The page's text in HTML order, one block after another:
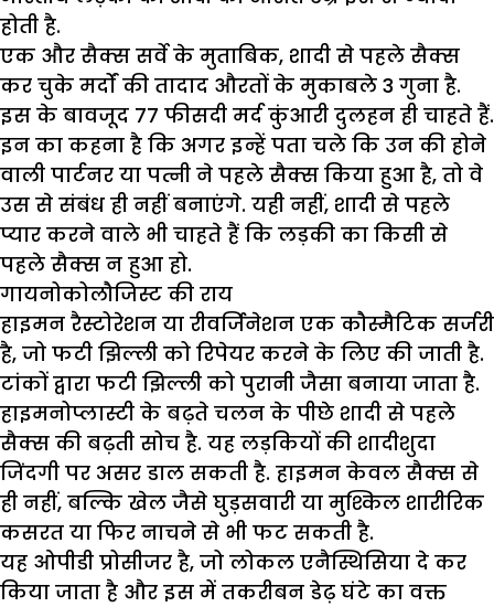
होती है.
एक और सैक्स सर्वे के मुताबिक, शादी से पहले सैक्स
कर चुके मर्दों की तादाद औरतों के मुकाबले 3 गुना है.
इस के बावजूद 77 फीसदी मर्द कुंआरी दुलहन ही चाहते हैं.
इन का कहना है कि अगर इन्हें पता चले कि उन की होने
वाली पार्टनर या पत्नी ने पहले सैक्स किया हुआ है, तो वे
उस से संबंध ही नहीं बनाएंगे. यही नहीं, शादी से पहले
प्यार करने वाले भी चाहते हैं कि लड़की का किसी से
पहले सैक्स न हुआ हो.
गायनोकोलौजिस्ट की राय
हाइमन रैस्टोरेशन या रीवर्जिनेशन एक कौस्मैटिक सर्जरी
है, जो फटी झिल्ली को रिपेयर करने के लिए की जाती है.
टांकों द्वारा फटी झिल्ली को पुरानी जैसा बनाया जाता है.
हाइमनोप्लास्टी के बढ़ते चलन के पीछे शादी से पहले
सैक्स की बढ़ती सोच है. यह लड़कियों की शादीशुदा
जिंदगी पर असर डाल सकती है. हाइमन केवल सैक्स से
ही नहीं, बल्कि खेल जैसे घुड़सवारी या मुश्किल शारीरिक
कसरत या फिर नाचने से भी फट सकती है.
यह ओपीडी प्रोसीजर है, जो लोकल एनैस्थिसिया दे कर
किया जाता है और इस में तकरीबन डेढ़ घंटे का वक्त